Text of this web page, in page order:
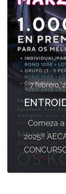
7 febrero,
Comeza
2025!!